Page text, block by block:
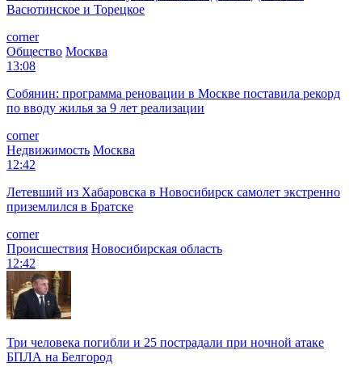
Васютинское и Торецкое
corner
Общество Москва
13:08
Собянин: программа реновации в Москве поставила рекорд
по вводу жилья за 9 лет реализации
corner
Недвижимость Москва
12:42
Летевший из Хабаровска в Новосибирск самолет экстренно
приземлился в Братске
corner
Происшествия Новосибирская область
12:42
Три человека погибли и 25 пострадали при ночной атаке
БПЛА на Белгород